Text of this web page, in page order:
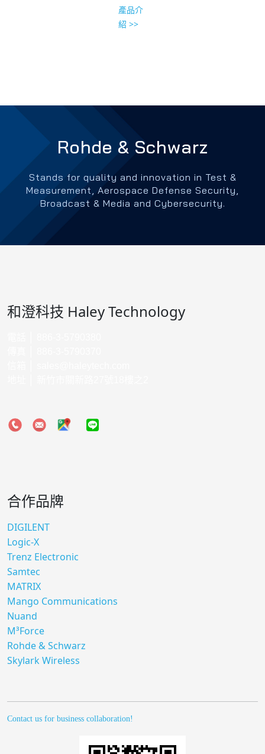
產品介
紹 >>
Rohde & Schwarz
Stands for quality and innovation in Test &
Measurement, Aerospace Defense Security,
Broadcast & Media and Cybersecurity.
和澄科技 Haley Technology
合作品牌
DIGILENT
Logic-X
Trenz Electronic
Samtec
MATRIX
Mango Communications
Nuand
M³Force
Rohde & Schwarz
Skylark Wireless
Contact us for business collaboration!